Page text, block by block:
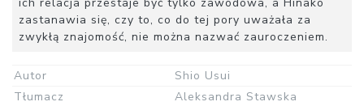
zastanawia się, czy to, co do tej pory uważała za
zwykłą znajomość, nie można nazwać zauroczeniem.
Autor
Shio Usui
Tłumacz
Aleksandra Stawska